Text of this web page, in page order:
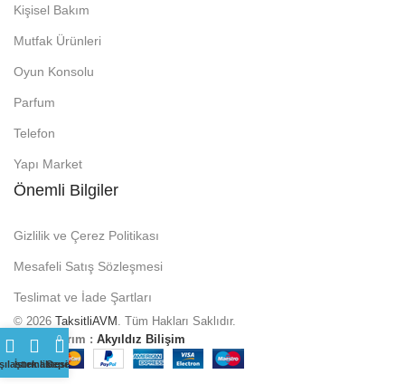
Kişisel Bakım
Mutfak Ürünleri
Oyun Konsolu
Parfum
Telefon
Yapı Market
Önemli Bilgiler
Gizlilik ve Çerez Politikası
Mesafeli Satış Sözleşmesi
Teslimat ve İade Şartları
© 2026 TaksitliAVM
. Tüm Hakları Saklıdır.
Web Tasarım : Akyıldız Bilişim
İstek listesi
0
Sepet